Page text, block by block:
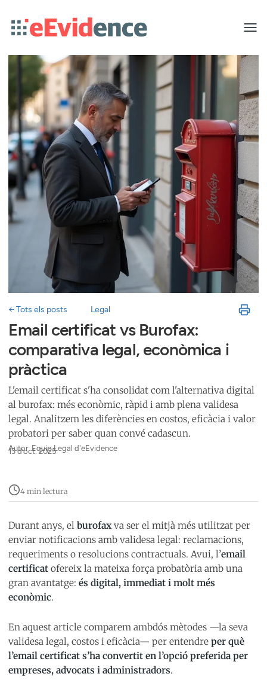
menu
← Tots els posts Legal
Email certificat vs Burofax:
comparativa legal, econòmica i
pràctica
L'email certificat s'ha consolidat com l'alternativa digital
al burofax: més econòmic, ràpid i amb plena validesa
legal. Analitzem les diferències en costos, eficàcia i valor
probatori per saber quan convé cadascun.
Autor: Equip Legal d'eEvidence
13 d’oct. 2025
4 min lectura
Durant anys, el burofaxva ser el mitjà més utilitzat per
enviar notificacions amb validesa legal: reclamacions,
requeriments o resolucions contractuals. Avui, l’email
certificat ofereix la mateixa força probatòria amb una
gran avantatge: és digital, immediat i molt més
econòmic.
En aquest article comparem ambdós mètodes —la seva
validesa legal, costos i eficàcia— per entendre per què
l’email certificat s’ha convertit en l’opció preferida per
empreses, advocats i administradors.